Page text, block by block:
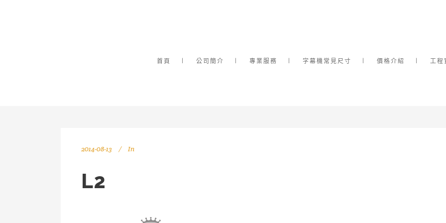
首頁 公司簡介 專業服務 字幕機常見尺寸 價格介紹 工程
2014-08-13 In
L2